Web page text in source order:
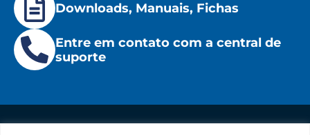
Downloads, Manuais, Fichas
Entre em contato com a central de
suporte